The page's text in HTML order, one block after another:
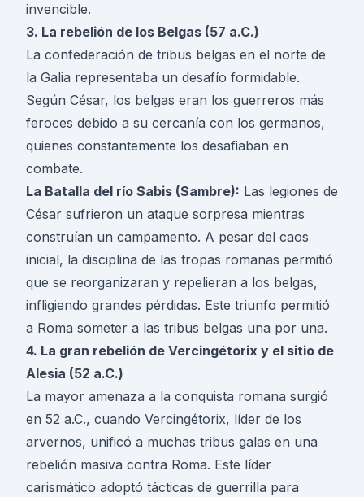
invencible.
3. La rebelión de los Belgas (57 a.C.)
La confederación de tribus belgas en el norte de
la Galia representaba un desafío formidable.
Según César, los belgas eran los guerreros más
feroces debido a su cercanía con los germanos,
quienes constantemente los desafiaban en
combate.
La Batalla del río Sabis (Sambre): Las legiones de
César sufrieron un ataque sorpresa mientras
construían un campamento. A pesar del caos
inicial, la disciplina de las tropas romanas permitió
que se reorganizaran y repelieran a los belgas,
infligiendo grandes pérdidas. Este triunfo permitió
a Roma someter a las tribus belgas una por una.
4. La gran rebelión de Vercingétorix y el sitio de
Alesia (52 a.C.)
La mayor amenaza a la conquista romana surgió
en 52 a.C., cuando Vercingétorix, líder de los
arvernos, unificó a muchas tribus galas en una
rebelión masiva contra Roma. Este líder
carismático adoptó tácticas de guerrilla para